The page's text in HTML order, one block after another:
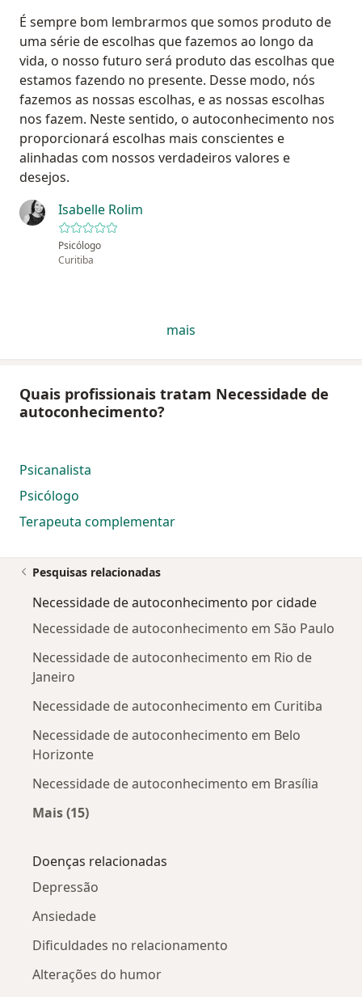
É sempre bom lembrarmos que somos produto de
uma série de escolhas que fazemos ao longo da
vida, o nosso futuro será produto das escolhas que
estamos fazendo no presente. Desse modo, nós
fazemos as nossas escolhas, e as nossas escolhas
nos fazem. Neste sentido, o autoconhecimento nos
proporcionará escolhas mais conscientes e
alinhadas com nossos verdadeiros valores e
desejos.
Isabelle Rolim
Psicólogo
Curitiba
mais
Quais profissionais tratam Necessidade de
autoconhecimento?
Psicanalista
Psicólogo
Terapeuta complementar
Pesquisas relacionadas
Necessidade de autoconhecimento por cidade
Necessidade de autoconhecimento em São Paulo
Necessidade de autoconhecimento em Rio de
Janeiro
Necessidade de autoconhecimento em Curitiba
Necessidade de autoconhecimento em Belo
Horizonte
Necessidade de autoconhecimento em Brasília
Mais (15)
Doenças relacionadas
Depressão
Ansiedade
Dificuldades no relacionamento
Alterações do humor